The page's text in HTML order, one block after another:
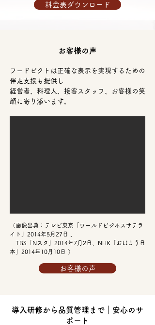
料金表ダウンロード
お客様の声
フードピクトは正確な表示を実現するための
伴走支援も提供し
経営者、料理人、接客スタッフ、お客様の笑
顔に寄り添います。
（画像出典：テレビ東京「ワールドビジネスサテラ
イト」2014年5月27日 、
TBS「Nスタ」2014年7月2日、NHK「おはよう日
本」2014年10月10日 ）
お客様の声
導入研修から品質管理まで｜安心のサ
ポート